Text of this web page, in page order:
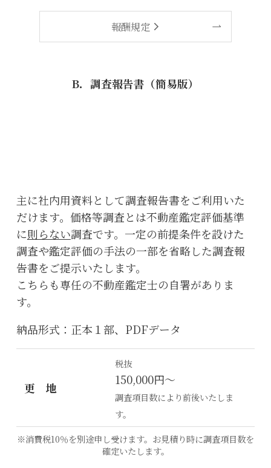
報酬規定
B．調査報告書（簡易版）
主に社内用資料として調査報告書をご利用いた
だけます。価格等調査とは不動産鑑定評価基準
に則らない調査です。一定の前提条件を設けた
調査や鑑定評価の手法の一部を省略した調査報
告書をご提示いたします。
こちらも専任の不動産鑑定士の自署がありま
す。
納品形式：正本１部、PDFデータ
更 地
税抜
150,000円～
調査項目数により前後いたしま
す。
※消費税10％を別途申し受けます。お見積り時に調査項目数を
確定いたします。